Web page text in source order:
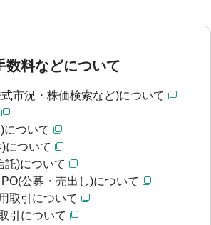
数料などについて
市況・株価検索など)について
について
について
託)について
公募・売出し)について
取引について
引について